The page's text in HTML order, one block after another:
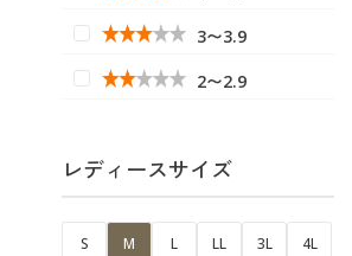
3〜3.9
2〜2.9
レディースサイズ
S M L LL 3L 4L